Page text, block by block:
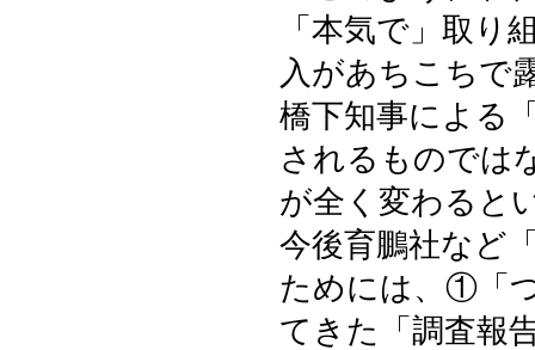
「本気で」取り
入があちこちで
橋下知事による
されるものでは
が全く変わると
今後育鵬社など
ためには、①「
てきた「調査報